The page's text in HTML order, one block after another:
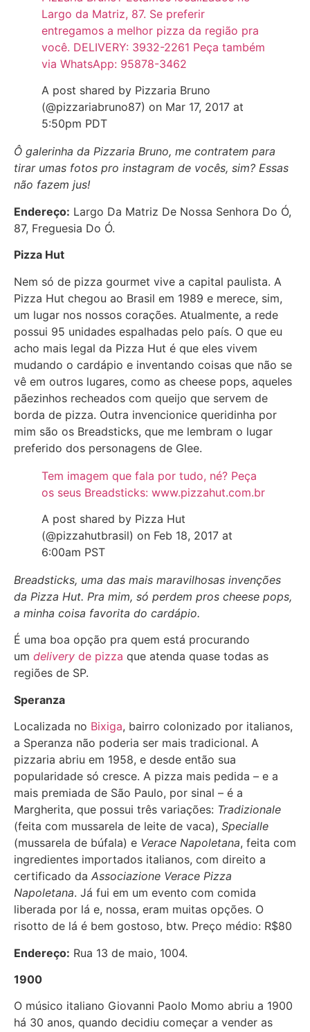
Largo da Matriz, 87. Se preferir
entregamos a melhor pizza da região pra
você. DELIVERY: 3932-2261 Peça também
via WhatsApp: 95878-3462
A post shared by Pizzaria Bruno
(@pizzariabruno87) on Mar 17, 2017 at
5:50pm PDT
Ô galerinha da Pizzaria Bruno, me contratem para
tirar umas fotos pro instagram de vocês, sim? Essas
não fazem jus!
Endereço: Largo Da Matriz De Nossa Senhora Do Ó,
87, Freguesia Do Ó.
Pizza Hut
Nem só de pizza gourmet vive a capital paulista. A
Pizza Hut chegou ao Brasil em 1989 e merece, sim,
um lugar nos nossos corações. Atualmente, a rede
possui 95 unidades espalhadas pelo país. O que eu
acho mais legal da Pizza Hut é que eles vivem
mudando o cardápio e inventando coisas que não se
vê em outros lugares, como as cheese pops, aqueles
pãezinhos recheados com queijo que servem de
borda de pizza. Outra invencionice queridinha por
mim são os Breadsticks, que me lembram o lugar
preferido dos personagens de Glee.
Tem imagem que fala por tudo, né? Peça
os seus Breadsticks: www.pizzahut.com.br
A post shared by Pizza Hut
(@pizzahutbrasil) on Feb 18, 2017 at
6:00am PST
Breadsticks, uma das mais maravilhosas invenções
da Pizza Hut. Pra mim, só perdem pros cheese pops,
a minha coisa favorita do cardápio.
É uma boa opção pra quem está procurando
um delivery de pizza que atenda quase todas as
regiões de SP.
Speranza
Localizada no Bixiga, bairro colonizado por italianos,
a Speranza não poderia ser mais tradicional. A
pizzaria abriu em 1958, e desde então sua
popularidade só cresce. A pizza mais pedida – e a
mais premiada de São Paulo, por sinal – é a
Margherita, que possui três variações: Tradizionale
(feita com mussarela de leite de vaca), Specialle
(mussarela de búfala) e Verace Napoletana, feita com
ingredientes importados italianos, com direito a
certificado da Associazione Verace Pizza
Napoletana. Já fui em um evento com comida
liberada por lá e, nossa, eram muitas opções. O
risotto de lá é bem gostoso, btw. Preço médio: R$80
Endereço: Rua 13 de maio, 1004.
1900
O músico italiano Giovanni Paolo Momo abriu a 1900
há 30 anos, quando decidiu começar a vender as